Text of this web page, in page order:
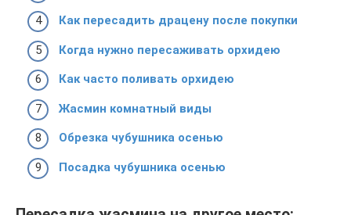
Как пересадить драцену после покупки
Когда нужно пересаживать орхидею
Как часто поливать орхидею
Жасмин комнатный виды
Обрезка чубушника осенью
Посадка чубушника осенью